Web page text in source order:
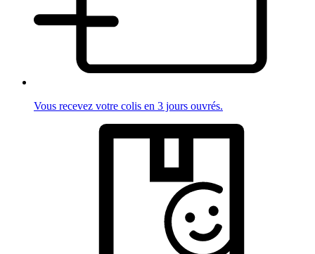
Vous recevez votre colis en 3 jours ouvrés.